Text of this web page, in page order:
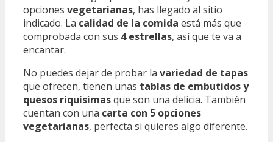
opciones vegetarianas, has llegado al sitio
indicado. La calidad de la comida está más que
comprobada con sus 4 estrellas, así que te va a
encantar.
No puedes dejar de probar la variedad de tapas
que ofrecen, tienen unas tablas de embutidos y
quesos riquísimasque son una delicia. También
cuentan con una carta con 5 opciones
vegetarianas, perfecta si quieres algo diferente.